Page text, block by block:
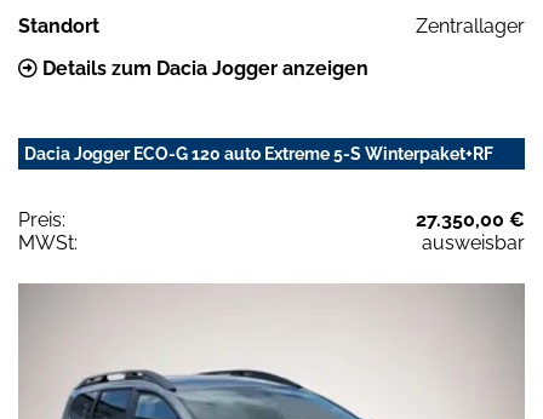
Standort
Zentrallager
Details zum Dacia Jogger anzeigen
Dacia Jogger ECO-G 120 auto Extreme 5-S Winterpaket+RF
Preis:
27.350,00 €
MWSt:
ausweisbar